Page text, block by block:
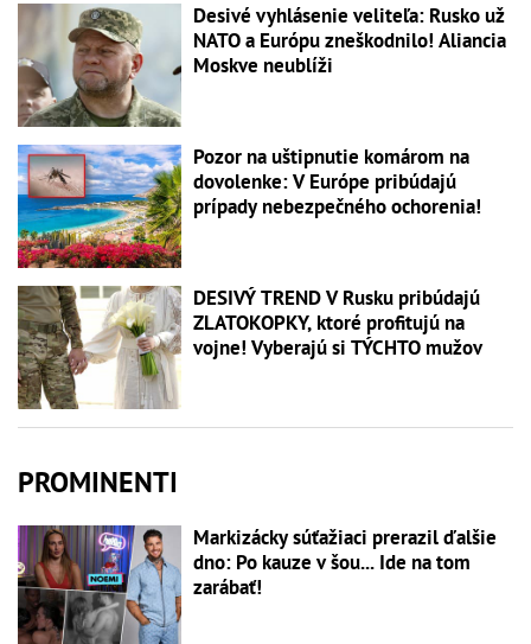
Desivé vyhlásenie veliteľa: Rusko už
NATO a Európu zneškodnilo! Aliancia
Moskve neublíži
Pozor na uštipnutie komárom na
dovolenke: V Európe pribúdajú
prípady nebezpečného ochorenia!
DESIVÝ TREND V Rusku pribúdajú
ZLATOKOPKY, ktoré profitujú na
vojne! Vyberajú si TÝCHTO mužov
PROMINENTI
Markizácky súťažiaci prerazil ďalšie
dno: Po kauze v šou... Ide na tom
zarábať!